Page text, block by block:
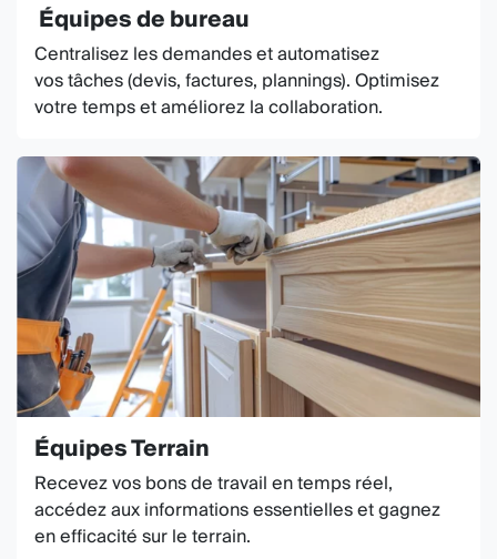
Équipes de bureau
Centralisez les demandes et automatisez
vos tâches (devis, factures, plannings). Optimisez
votre temps et améliorez la collaboration.
Équipes Terrain
Recevez vos bons de travail en temps réel,
accédez aux informations essentielles et gagnez
en efficacité sur le terrain.